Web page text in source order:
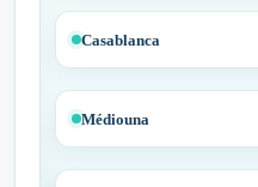
Casablanca
Médiouna